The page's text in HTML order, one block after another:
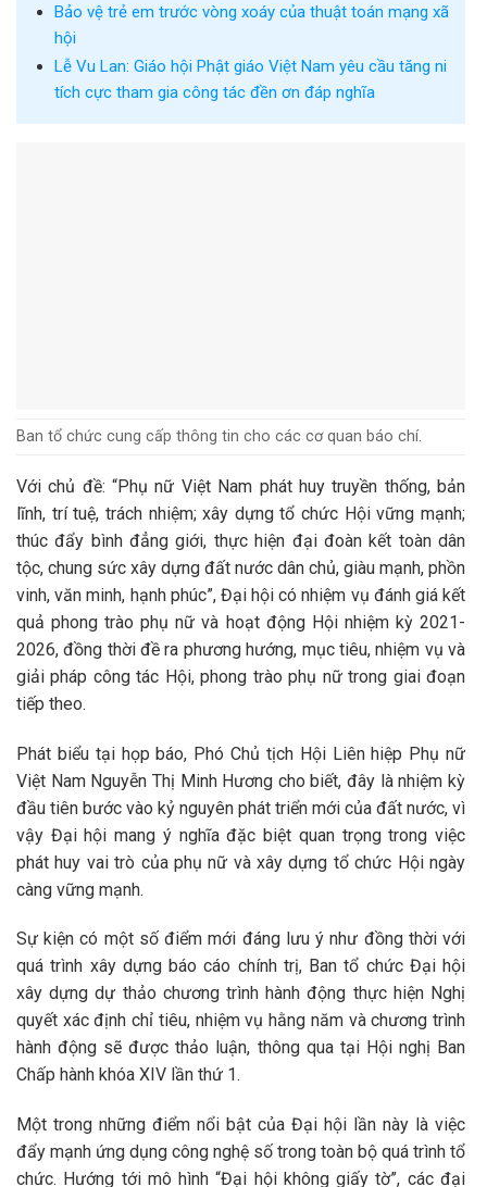
Bảo vệ trẻ em trước vòng xoáy của thuật toán mạng xã
hội
Lễ Vu Lan: Giáo hội Phật giáo Việt Nam yêu cầu tăng ni
tích cực tham gia công tác đền ơn đáp nghĩa
Ban tổ chức cung cấp thông tin cho các cơ quan báo chí.
Với chủ đề: “Phụ nữ Việt Nam phát huy truyền thống, bản
lĩnh, trí tuệ, trách nhiệm; xây dựng tổ chức Hội vững mạnh;
thúc đẩy bình đẳng giới, thực hiện đại đoàn kết toàn dân
tộc, chung sức xây dựng đất nước dân chủ, giàu mạnh, phồn
vinh, văn minh, hạnh phúc”, Đại hội có nhiệm vụ đánh giá kết
quả phong trào phụ nữ và hoạt động Hội nhiệm kỳ 2021-
2026, đồng thời đề ra phương hướng, mục tiêu, nhiệm vụ và
giải pháp công tác Hội, phong trào phụ nữ trong giai đoạn
tiếp theo.
Phát biểu tại họp báo, Phó Chủ tịch Hội Liên hiệp Phụ nữ
Việt Nam Nguyễn Thị Minh Hương cho biết, đây là nhiệm kỳ
đầu tiên bước vào kỷ nguyên phát triển mới của đất nước, vì
vậy Đại hội mang ý nghĩa đặc biệt quan trọng trong việc
phát huy vai trò của phụ nữ và xây dựng tổ chức Hội ngày
càng vững mạnh.
Sự kiện có một số điểm mới đáng lưu ý như đồng thời với
quá trình xây dựng báo cáo chính trị, Ban tổ chức Đại hội
xây dựng dự thảo chương trình hành động thực hiện Nghị
quyết xác định chỉ tiêu, nhiệm vụ hằng năm và chương trình
hành động sẽ được thảo luận, thông qua tại Hội nghị Ban
Chấp hành khóa XIV lần thứ 1.
Một trong những điểm nổi bật của Đại hội lần này là việc
đẩy mạnh ứng dụng công nghệ số trong toàn bộ quá trình tổ
chức. Hướng tới mô hình “Đại hội không giấy tờ”, các đại